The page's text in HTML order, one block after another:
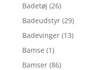
Badetøj (26)
Badeudstyr (29)
Badevinger (13)
Bamse (1)
Bamser (86)